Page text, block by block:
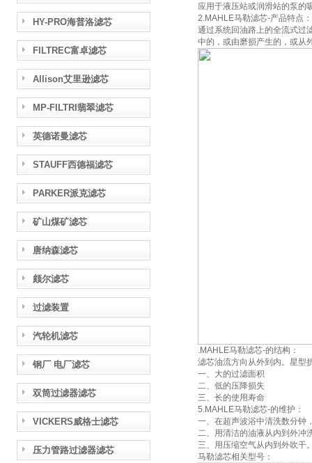
HY-PRO海普洛滤芯
FILTREC富卓滤芯
Allison艾里逊滤芯
MP-FILTRI翡翠滤芯
英德诺曼滤芯
STAUFF西德福滤芯
PARKER派克滤芯
矿山煤矿滤芯
唐纳森滤芯
颇尔滤芯
过滤装置
汽轮机滤芯
钢厂 电厂滤芯
双筒过滤器滤芯
VICKERS威格士滤芯
压力管路过滤器滤芯
应用于液压站或润滑站的泵的
2.MAHLE马勒滤芯-产品特点：
通过系统回油路上的全流式过
中的，或由磨损产生的，或从
.MAHLE马勒滤芯-的结构：
滤芯油流方向从外到内。星型
一、大的过滤面积
二、低的压降损失
三、长的使用寿命
5.MAHLE马勒滤芯-的维护：
一、在超声波浴中清洗数分钟
二、用清洁的油液从内到外冲
三、用压缩空气从内到外吹干
马勒滤芯相关型号：